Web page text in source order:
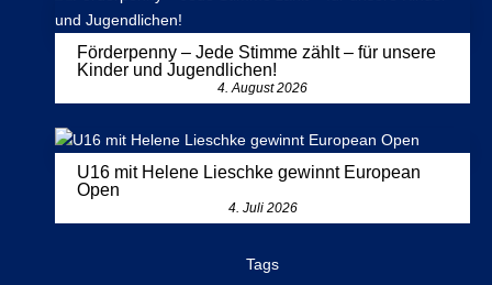
Förderpenny – Jede Stimme zählt – für unsere
Kinder und Jugendlichen!
4. August 2026
U16 mit Helene Lieschke gewinnt European
Open
4. Juli 2026
Tags